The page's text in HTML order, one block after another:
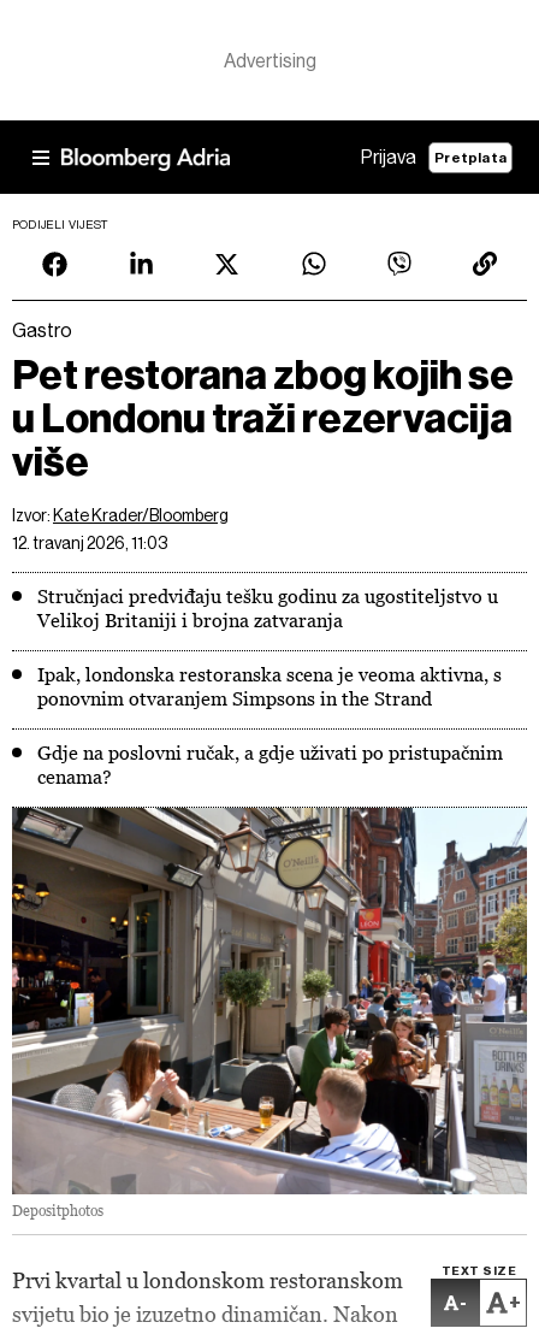
Prijava Pretplata
PODIJELI VIJEST
Gastro
Pet restorana zbog kojih se
u Londonu traži rezervacija
više
Izvor: Kate Krader/Bloomberg
12. travanj 2026, 11:03
Stručnjaci predviđaju tešku godinu za ugostiteljstvo u
Velikoj Britaniji i brojna zatvaranja
Ipak, londonska restoranska scena je veoma aktivna, s
ponovnim otvaranjem Simpsons in the Strand
Gdje na poslovni ručak, a gdje uživati po pristupačnim
cenama?
Depositphotos
TEXT SIZE
- +
Prvi kvartal u londonskom restoranskom
svijetu bio je izuzetno dinamičan. Nakon